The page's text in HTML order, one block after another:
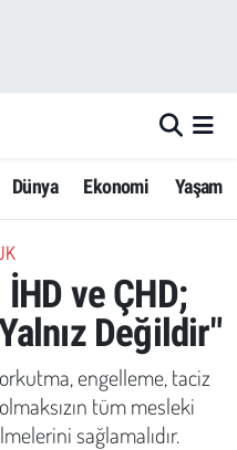
Dünya Ekonomi Yaşam
ve ÇHD;
Değildir"
engelleme, taciz
tüm mesleki
sağlamalıdır.